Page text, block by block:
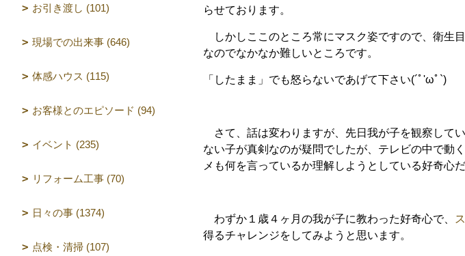
らせております。
しかしここのところ常にマスク姿ですので、衛生
なのでなかなか難しいところです。
「したまま」でも怒らないであげて下さい(´ﾟ'ωﾟ`)
さて、話は変わりますが、先日我が子を観察して
ない子が真剣なのが疑問でしたが、テレビの中で動
メも何を言っているか理解しようとしている好奇心
わずか１歳４ヶ月の我が子に教わった好奇心で、
得るチャレンジをしてみようと思います。
お引き渡し (101)
現場での出来事 (646)
体感ハウス (115)
お客様とのエピソード (94)
イベント (235)
リフォーム工事 (70)
日々の事 (1374)
点検・清掃 (107)